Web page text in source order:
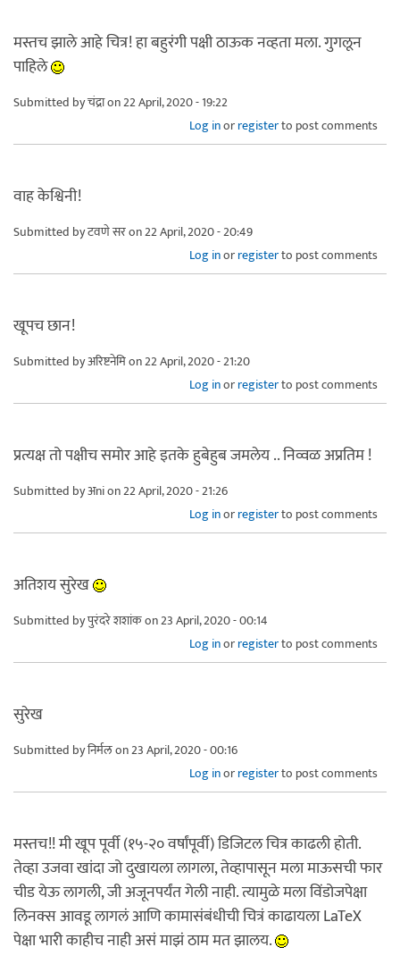
मस्तच झाले आहे चित्र! हा बहुरंगी पक्षी ठाऊक नव्हता मला. गुगलून
पाहिले
Submitted byचंद्राon 22 April, 2020 - 19:22
Log inorregisterto post comments
वाह केश्विनी!
Submitted byटवणे सरon 22 April, 2020 - 20:49
Log inorregisterto post comments
खूपच छान!
Submitted byअरिष्टनेमिon 22 April, 2020 - 21:20
Log inorregisterto post comments
प्रत्यक्ष तो पक्षीच समोर आहे इतके हुबेहुब जमलेय .. निव्वळ अप्रतिम !
Submitted byअnion 22 April, 2020 - 21:26
Log inorregisterto post comments
अतिशय सुरेख
Submitted byपुरंदरे शशांकon 23 April, 2020 - 00:14
Log inorregisterto post comments
सुरेख
Submitted byनिर्मलon 23 April, 2020 - 00:16
Log inorregisterto post comments
मस्तच!! मी खूप पूर्वी (१५-२० वर्षांपूर्वी) डिजिटल चित्र काढली होती.
तेव्हा उजवा खांदा जो दुखायला लागला, तेव्हापासून मला माऊसची फार
चीड येऊ लागली, जी अजूनपर्यंत गेली नाही. त्यामुळे मला विंडोजपेक्षा
लिनक्स आवडू लागलं आणि कामासंबंधीची चित्रं काढायला LaTeX
पेक्षा भारी काहीच नाही असं माझं ठाम मत झालय.